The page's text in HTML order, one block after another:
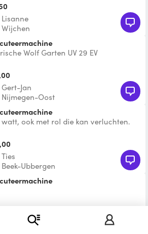
Lisanne
Wijchen
Wolf Garten UV 29 EV
Gert-Jan
Nijmegen-Oost
watt, ook met rol die kan verluchten.
wel zel
Ties
Beek-Ubbergen